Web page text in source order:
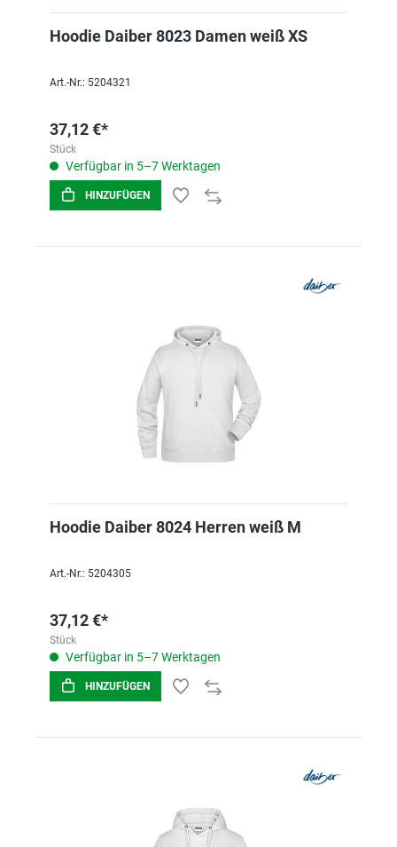
Hoodie Daiber 8023 Damen weiß XS
Art.-Nr.: 5204321
37,12 €*
Stück
Verfügbar in 5–7 Werktagen
HINZUFÜGEN
Hoodie Daiber 8024 Herren weiß M
Art.-Nr.: 5204305
37,12 €*
Stück
Verfügbar in 5–7 Werktagen
HINZUFÜGEN